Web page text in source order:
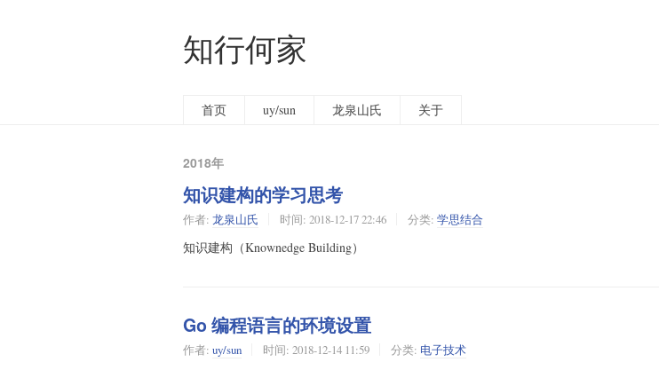
知行何家
首页 uy/sun 龙泉山氏 关于
2018年
知识建构的学习思考
作者: 龙泉山氏 时间: 2018-12-17 22:46 分类: 学思结合
知识建构（Knownedge Building）
Go 编程语言的环境设置
作者: uy/sun 时间: 2018-12-14 11:59 分类: 电子技术